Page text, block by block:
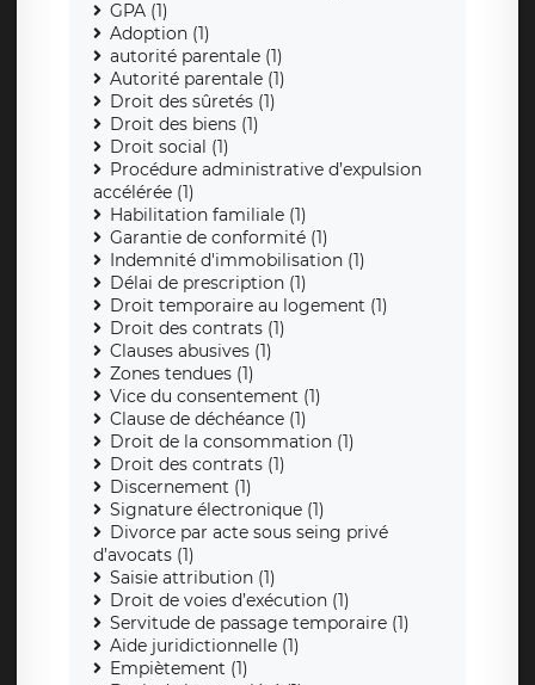
GPA (1)
Adoption (1)
autorité parentale (1)
Autorité parentale (1)
Droit des sûretés (1)
Droit des biens (1)
Droit social (1)
Procédure administrative d’expulsion
accélérée (1)
Habilitation familiale (1)
Garantie de conformité (1)
Indemnité d'immobilisation (1)
Délai de prescription (1)
Droit temporaire au logement (1)
Droit des contrats (1)
Clauses abusives (1)
Zones tendues (1)
Vice du consentement (1)
Clause de déchéance (1)
Droit de la consommation (1)
Droit des contrats (1)
Discernement (1)
Signature électronique (1)
Divorce par acte sous seing privé
d’avocats (1)
Saisie attribution (1)
Droit de voies d’exécution (1)
Servitude de passage temporaire (1)
Aide juridictionnelle (1)
Empiètement (1)